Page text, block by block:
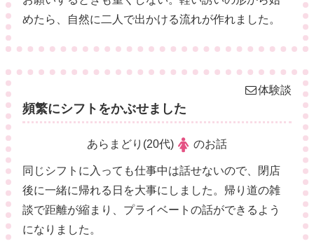
めたら、自然に二人で出かける流れが作れました。
体験談
頻繁にシフトをかぶせました
あらまどり(20代) のお話
同じシフトに入っても仕事中は話せないので、閉店
後に一緒に帰れる日を大事にしました。帰り道の雑
談で距離が縮まり、プライベートの話ができるよう
になりました。